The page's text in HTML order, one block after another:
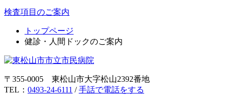
検査項目のご案内
トップページ
健診・人間ドックのご案内
〒355-0005 東松山市大字松山2392番地
TEL： 0493-24-6111 /手話で電話をする